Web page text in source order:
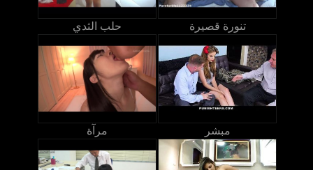
حلب الثدي تنورة قصيرة
مرآة مبشر